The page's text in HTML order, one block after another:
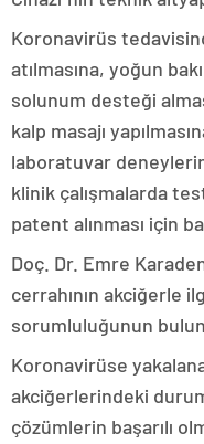
Koronavirüs
atılmasına, yoğun
solunum desteği
kalp masajı
laboratuvar
klinik çalışmalarda
patent alınması için
Doç. Dr. Emre
cerrahının akciğerle
sorumluluğunun
Koronavirüse
akciğerlerindeki
çözümlerin başarılı